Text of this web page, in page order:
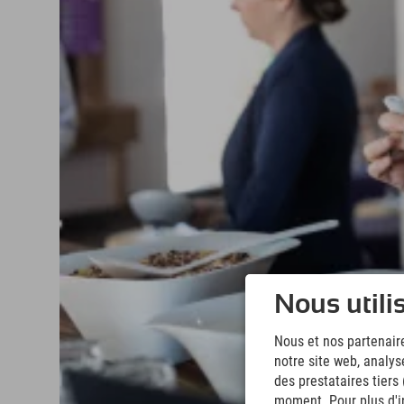
Nous
Nous et nos
notre site web,
des prestataires tiers